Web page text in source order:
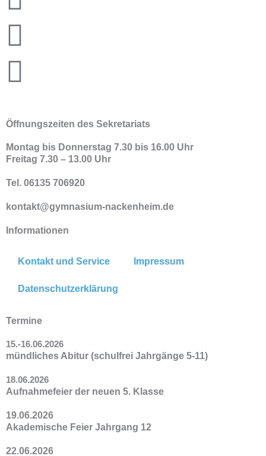
Instagram
Podcast
Öffnungszeiten des Sekretariats
Montag bis Donnerstag 7.30 bis 16.00 Uhr
Freitag 7.30 – 13.00 Uhr
Tel. 06135 706920
kontakt@gymnasium-nackenheim.de
Informationen
Kontakt und Service Impressum
Datenschutzerklärung
Termine
15.-16.06.2026
mündliches Abitur (schulfrei Jahrgänge 5-11)
18.06.2026
Aufnahmefeier der neuen 5. Klasse
19.06.2026
Akademische Feier Jahrgang 12
22.06.2026